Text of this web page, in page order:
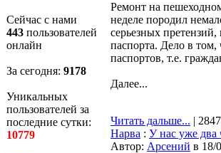
Сейчас с нами
443 пользователей
онлайн
За сегодня: 9179
Уникальных
пользователей за
последние сутки:
10779
Ремонт на
неделе породил
серьезных
паспорта. Дело в том,
паспортов, т.е.
Далее...
Читать дальше... |
Нарва : У нас уже два
Автор: Арсений в 18/